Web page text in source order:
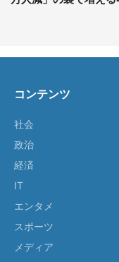
コンテンツ
社会
政治
経済
IT
エンタメ
スポーツ
メディア